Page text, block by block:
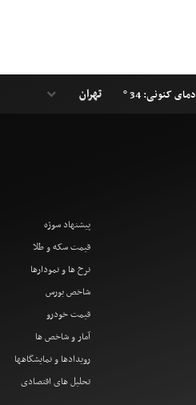
دمای کنونی: 34 °
پیشنهاد سوژه
قیمت سکه و طلا
نرخ ها و نمودارها
شاخص بورس
قیمت خودرو
آمار و شاخص ها
رویدادها و نمایشگاهها
تحلیل های اقتصادی